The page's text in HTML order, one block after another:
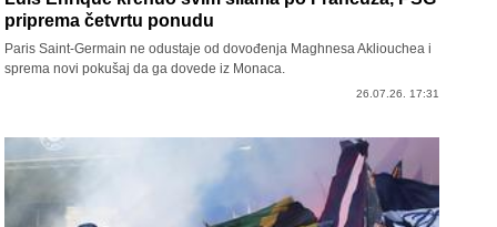
priprema četvrtu ponudu
Paris Saint-Germain ne odustaje od dovođenja Maghnesa Akliouchea i
sprema novi pokušaj da ga dovede iz Monaca.
26.07.26. 17:31